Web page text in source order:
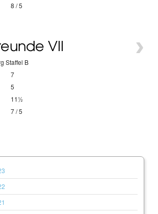
8 / 5
VII ›
Staffel B
7
5
11½
7 / 5